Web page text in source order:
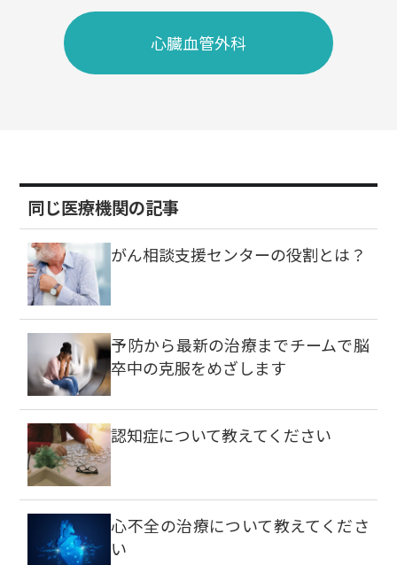
心臓血管外科
同じ医療機関の記事
がん相談支援センターの役割とは？
予防から最新の治療までチームで脳
卒中の克服をめざします
認知症について教えてください
心不全の治療について教えてくださ
い